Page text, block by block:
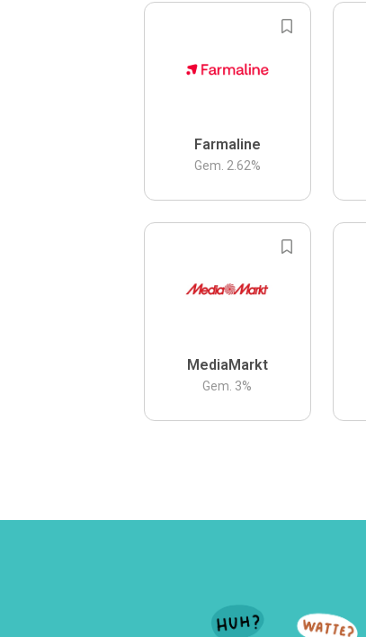
Farmaline
Gem. 2.62%
MediaMarkt
Gem. 3%